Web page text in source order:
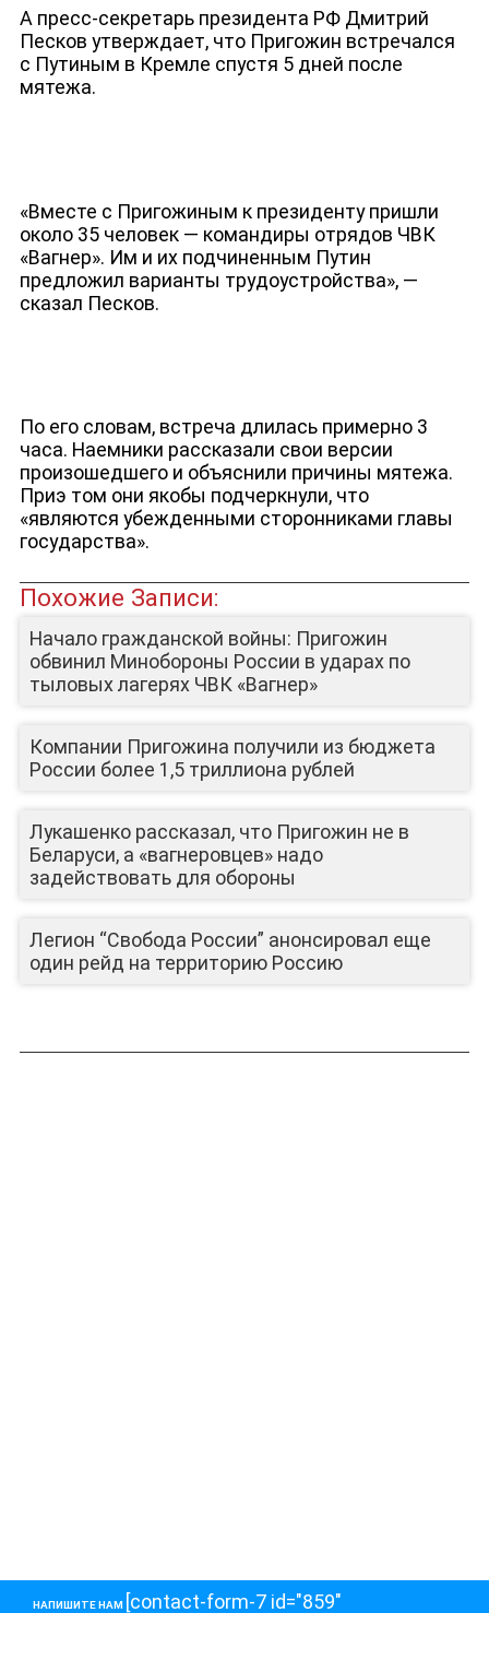
ДЕПУТАТЫ К СЪЕЗДУ
ЮТУБ-КАНАЛ
А пресс-секретарь президента РФ Дмитрий
Песков утверждает, что Пригожин встречался
с Путиным в Кремле спустя 5 дней после
мятежа.
«Вместе с Пригожиным к президенту пришли
около 35 человек — командиры отрядов ЧВК
«Вагнер». Им и их подчиненным Путин
предложил варианты трудоустройства», —
сказал Песков.
По его словам, встреча длилась примерно 3
часа. Наемники рассказали свои версии
произошедшего и объяснили причины мятежа.
Приэ том они якобы подчеркнули, что
«являются убежденными сторонниками главы
государства».
Похожие Записи:
Начало гражданской войны: Пригожин
обвинил Минобороны России в ударах по
тыловых лагерях ЧВК «Вагнер»
Компании Пригожина получили из бюджета
России более 1,5 триллиона рублей
Лукашенко рассказал, что Пригожин не в
Беларуси, а «вагнеровцев» надо
задействовать для обороны
Легион “Свобода России” анонсировал еще
один рейд на территорию Россию
НАПИШИТЕ НАМ [contact-form-7 id="859"